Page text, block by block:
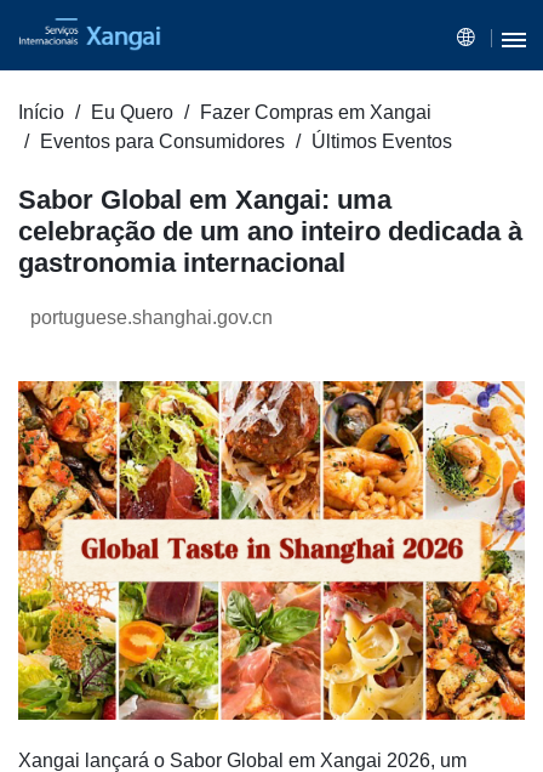
Início Eu Quero
Fazer Compras em Xangai
Eventos para Consumidores
Últimos Eventos
Sabor Global em Xangai: uma
celebração de um ano inteiro dedicada à
gastronomia internacional
portuguese.shanghai.gov.cn
Xangai lançará o Sabor Global em Xangai 2026, um